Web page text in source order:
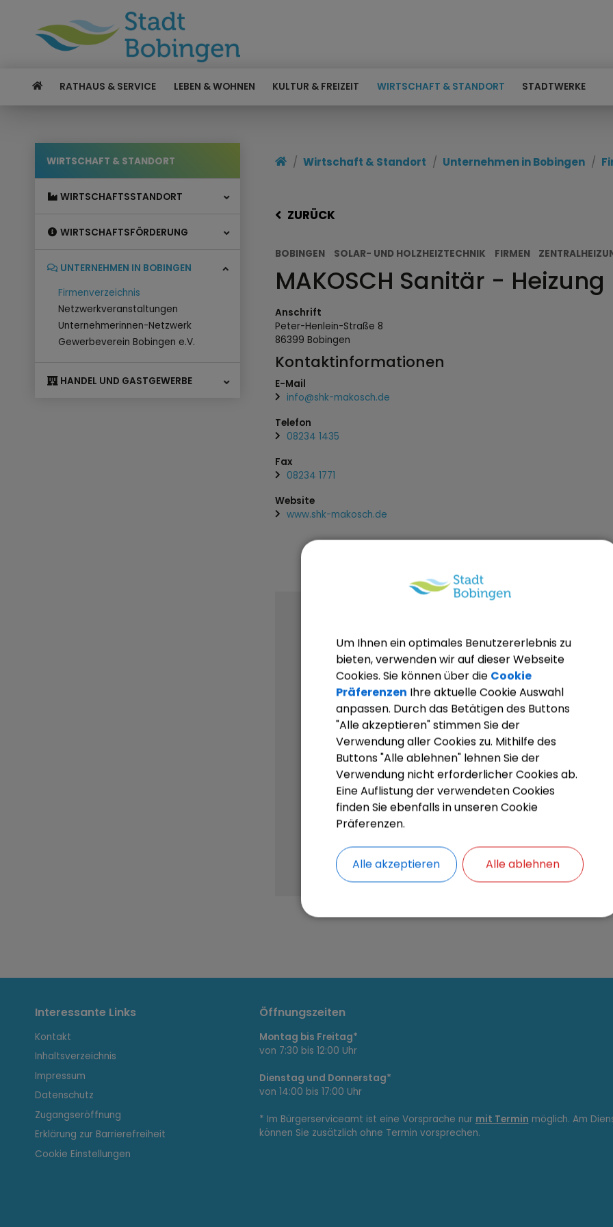
RATHAUS & SERVICE LEBEN & WOHNEN KULTUR & FREIZEIT WIRTSCHAFT & STANDORT STADTWERKE
WIRTSCHAFT & STANDORT
WIRTSCHAFTSSTANDORT
WIRTSCHAFTSFÖRDERUNG
UNTERNEHMEN IN BOBINGEN
Firmenverzeichnis
Netzwerkveranstaltungen
Unternehmerinnen-Netzwerk
Gewerbeverein Bobingen e.V.
HANDEL UND GASTGEWERBE
Wirtschaft & Standort Unternehmen in Bobingen
ZURÜCK
BOBINGEN SOLAR- UND HOLZHEIZTECHNIK FIRMEN
MAKOSCH Sanitär -
Anschrift
Peter-Henlein-Straße 8
86399Bobingen
Kontaktinformationen
E-Mail
info@shk-makosch.de
Telefon
08234 1435
Fax
08234 1771
Website
www.shk-makosch.de
OpenStreetMap wird
Bitte aktivieren Sie "OpenStreetMap" in
Cookies
I
n
t
e
Interessante Links
Kontakt
Inhaltsverzeichnis
Impressum
Datenschutz
Zugangseröffnung
Erklärung zur Barrierefreiheit
Cookie Einstellungen
Öffnungszeiten
Montag bis Freitag*
von 7:30 bis 12:00 Uhr
Dienstag und Donnerstag*
von 14:00 bis 17:00 Uhr
* Im Bürgerserviceamt ist eine Vorsprache nur mit Termin möglich. Am
können Sie zusätzlich ohne Termin vorsprechen.
Um Ihnen ein optimales Benutzererlebnis zu
bieten, verwenden wir auf dieser Webseite
Cookies. Sie können über die Cookie
Präferenzen Ihre aktuelle Cookie Auswahl
anpassen. Durch das Betätigen des Buttons
"Alle akzeptieren" stimmen Sie der
Verwendung aller Cookies zu. Mithilfe des
Buttons "Alle ablehnen" lehnen Sie der
Verwendung nicht erforderlicher Cookies ab.
Eine Auflistung der verwendeten Cookies
finden Sie ebenfalls in unseren Cookie
Präferenzen.
Alle akzeptieren Alle ablehnen